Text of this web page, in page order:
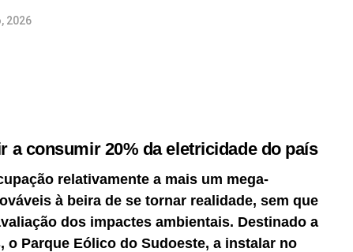
2026
a consumir 20% da eletricidade do país
relativamente a mais um mega-
à beira de se tornar realidade, sem que
dos impactes ambientais. Destinado a
o Parque Eólico do Sudoeste, a instalar no